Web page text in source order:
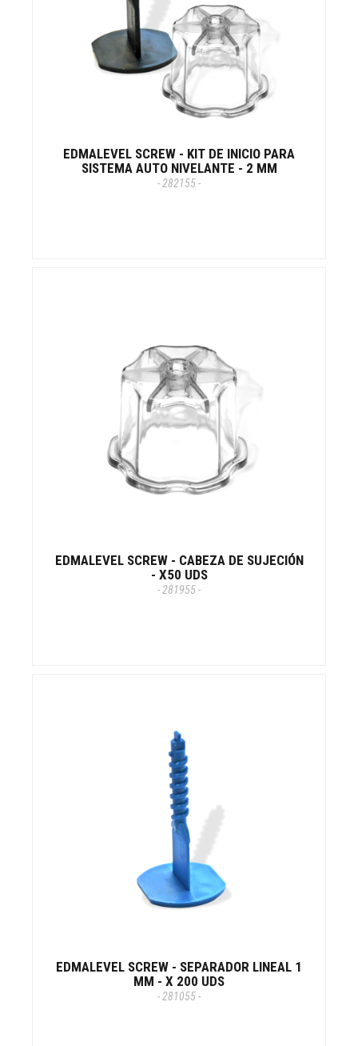
EDMALEVEL SCREW - KIT DE INICIO PARA
SISTEMA AUTO NIVELANTE - 2 MM
- 282155 -
EDMALEVEL SCREW - CABEZA DE SUJECIÓN
- X50 UDS
- 281955 -
EDMALEVEL SCREW - SEPARADOR LINEAL 1
MM - X 200 UDS
- 281055 -